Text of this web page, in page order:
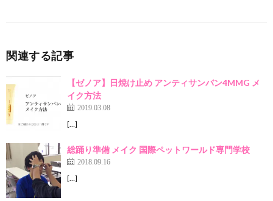
関連する記事
【ゼノア】日焼け止め アンティサンバン4MMG メ
イク方法
2019.03.08
[…]
総踊り準備 メイク 国際ペットワールド専門学校
2018.09.16
[…]